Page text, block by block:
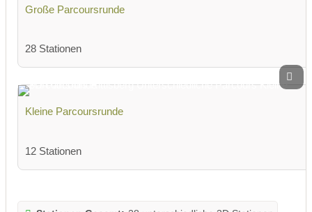
Große Parcoursrunde
28 Stationen
Kleine Parcoursrunde
12 Stationen